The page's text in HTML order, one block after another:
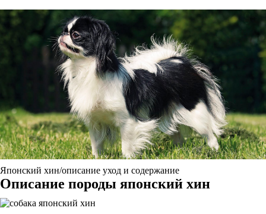
Японский хин/описание уход и содержание
Описание породы японский хин